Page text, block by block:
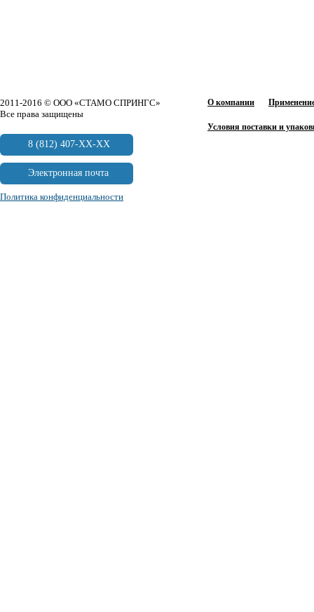
О компании
Условия поставки и
2011-2016 © ООО «СТАМО СПРИНГС»
Все права защищены
8 (812) 407-XX-XX
Электронная почта
Политика конфиденциальности